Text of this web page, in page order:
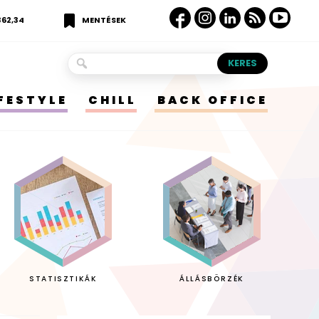
MENTÉSEK
CHILL BACK OFFICE
STATISZTIKÁK ÁLLÁSBÖRZÉK